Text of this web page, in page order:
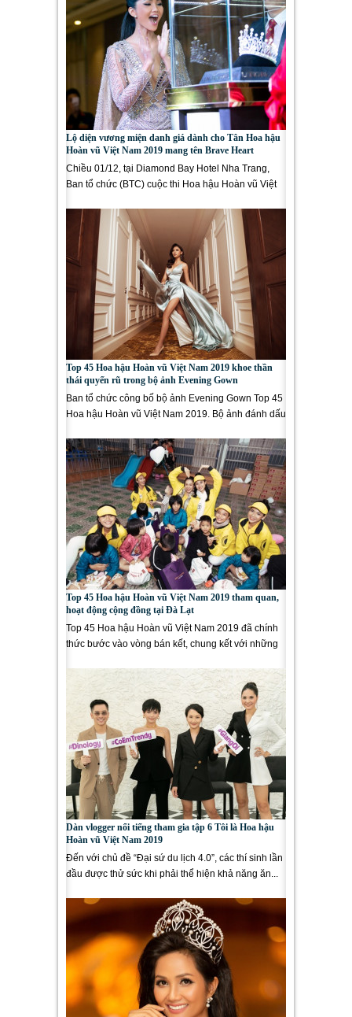
Lộ diện vương miện danh giá dành cho Tân Hoa hậu
Hoàn vũ Việt Nam 2019 mang tên Brave Heart
Chiều 01/12, tại Diamond Bay Hotel Nha Trang,
Ban tổ chức (BTC) cuộc thi Hoa hậu Hoàn vũ Việt
Top 45 Hoa hậu Hoàn vũ Việt Nam 2019 khoe thần
thái quyến rũ trong bộ ảnh Evening Gown
Ban tổ chức công bố bộ ảnh Evening Gown Top 45
Hoa hậu Hoàn vũ Việt Nam 2019. Bộ ảnh đánh dấu
Top 45 Hoa hậu Hoàn vũ Việt Nam 2019 tham quan,
hoạt động cộng đồng tại Đà Lạt
Top 45 Hoa hậu Hoàn vũ Việt Nam 2019 đã chính
thức bước vào vòng bán kết, chung kết với những
Dàn vlogger nổi tiếng tham gia tập 6 Tôi là Hoa hậu
Hoàn vũ Việt Nam 2019
Đến với chủ đề “Đại sứ du lịch 4.0”, các thí sinh lần
đầu được thử sức khi phải thể hiện khả năng ăn...